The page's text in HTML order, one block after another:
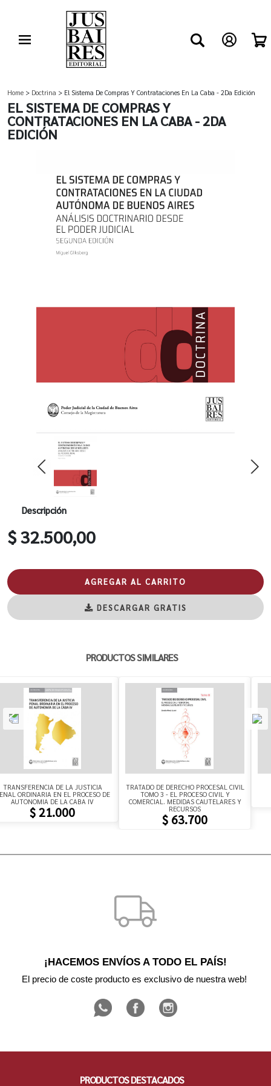
Home > Doctrina > El Sistema De Compras Y Contrataciones En La Caba - 2Da Edición
EL SISTEMA DE COMPRAS Y
CONTRATACIONES EN LA CABA - 2DA
EDICIÓN
Descripción
$ 32.500,00
AGREGAR AL CARRITO
DESCARGAR GRATIS
PRODUCTOS SIMILARES
TRANSFERENCIA DE LA JUSTICIA
ORDINARIA EN EL PROCESO DE
AUTONOMIA DE LA CABA IV
$ 21.000
TRATADO DE DERECHO PROCESAL CIVIL
TOMO 3 - EL PROCESO CIVIL Y
COMERCIAL. MEDIDAS CAUTELARES Y
RECURSOS
$ 63.700
¡HACEMOS ENVÍOS A TODO EL PAÍS!
El precio de coste producto es exclusivo de nuestra web!
PRODUCTOS DESTACADOS